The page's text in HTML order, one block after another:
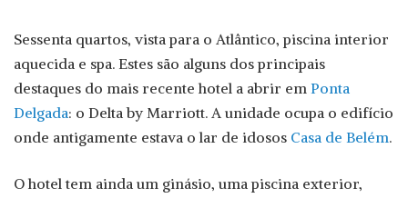
Sessenta quartos, vista para o Atlântico, piscina interior
aquecida e spa. Estes são alguns dos principais
destaques do mais recente hotel a abrir em Ponta
Delgada: o Delta by Marriott. A unidade ocupa o edifício
onde antigamente estava o lar de idosos Casa de Belém.
O hotel tem ainda um ginásio, uma piscina exterior,